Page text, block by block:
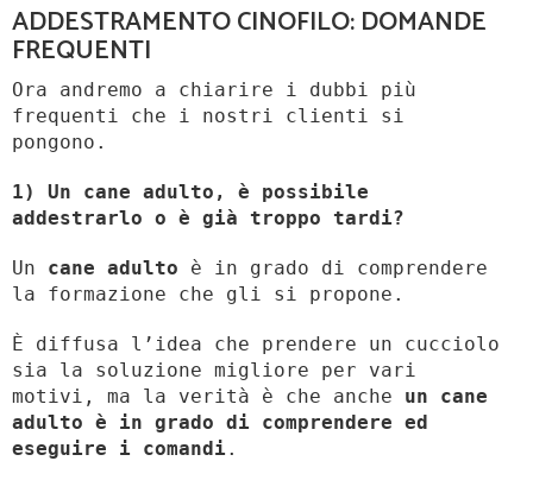
ADDESTRAMENTO CINOFILO: DOMANDE
FREQUENTI
Ora andremo a chiarire i dubbi più
frequenti che i nostri clienti si
pongono.
1) Un cane adulto, è possibile
addestrarlo o è già troppo tardi?
Un cane adulto è in grado di comprendere
la formazione che gli si propone.
È diffusa l’idea che prendere un cucciolo
sia la soluzione migliore per vari
motivi, ma la verità è che anche un cane
adulto è in grado di comprendere ed
eseguire i comandi .